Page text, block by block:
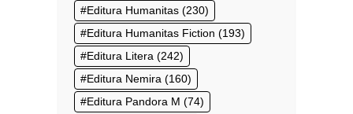
Editura Humanitas (230)
Editura Humanitas Fiction (193)
Editura Litera (242)
Editura Nemira (160)
Editura Pandora M (74)